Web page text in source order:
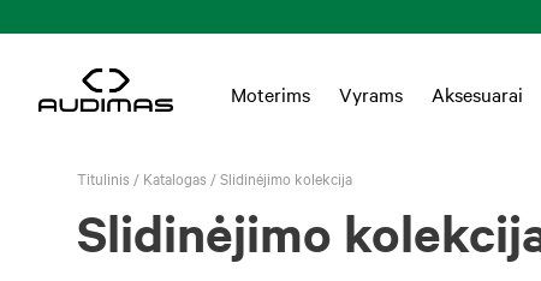
Moterims Vyrams Aksesuarai
Titulinis / Katalogas /Slidinėjimo kolekcija
Slidinėjimo